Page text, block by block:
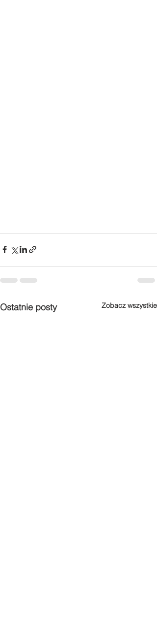
Ostatnie posty Zobacz wszystkie